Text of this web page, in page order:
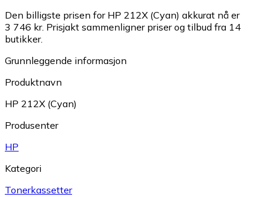
Den billigste prisen for HP 212X (Cyan) akkurat nå er
3 746 kr. Prisjakt sammenligner priser og tilbud fra 14
butikker.
Grunnleggende informasjon
Produktnavn
HP 212X (Cyan)
Produsenter
HP
Kategori
Tonerkassetter